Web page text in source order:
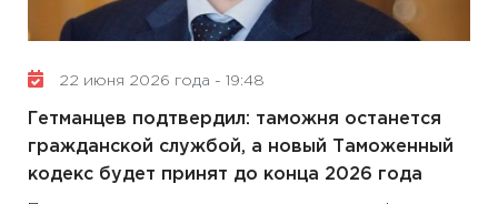
22 июня 2026 года - 19:48
Гетманцев подтвердил: таможня останется
гражданской службой, а новый Таможенный
кодекс будет принят до конца 2026 года